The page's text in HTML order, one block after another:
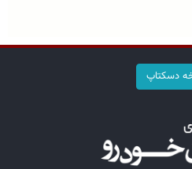
دسکتاپ